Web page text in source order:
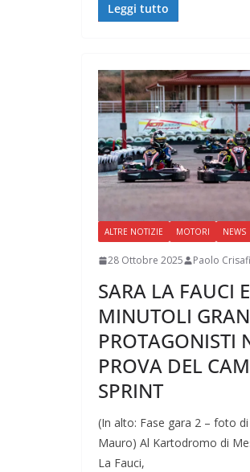
Leggi tutto
ALTRE NOTIZIE MOTORI NEWS
28 Ottobre 2025 Paolo Crisafi
SARA LA FAUCI
MINUTOLI
PROTAGONISTI
PROVA DEL
SPRINT
(In alto: Fase gara 2 – foto
Mauro) Al Kartodromo di
La Fauci,